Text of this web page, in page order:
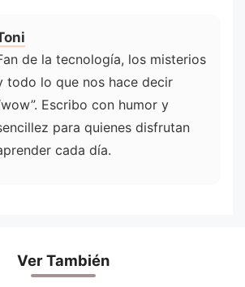
de la tecnología, los misterios
todo lo que nos hace decir
Escribo con humor y
para quienes disfrutan
cada día.
Ver También